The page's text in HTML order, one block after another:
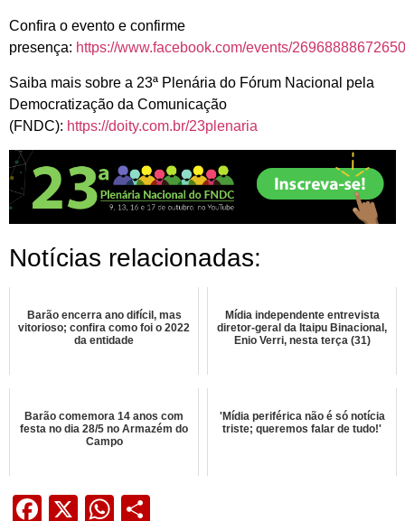
Confira o evento e confirme
presença: https://www.facebook.com/events/
Saiba mais sobre a 23ª Plenária do Fórum Nacional pela
Democratização da Comunicação
(FNDC): https://doity.com.br/23plenaria
Notícias relacionadas:
Barão encerra ano difícil, mas
vitorioso; confira como foi o 2022
da entidade
Mídia independente entrevista
diretor-geral da Itaipu Binacional,
Enio Verri, nesta terça (31)
Barão comemora 14 anos com
festa no dia 28/5 no Armazém do
Campo
'Mídia periférica não é só notícia
triste; queremos falar de tudo!'
Facebook
X WhatsApp